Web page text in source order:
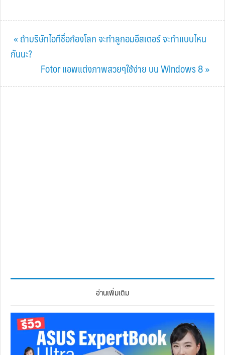
Previous
Post:
« ถ้าบริษัทไอทีชื่อก้องโลก จะทำลูกอมอีสเตอร์ จะทำแบบไหน
กันนะ?
Next
Post:
Fotor แอพแต่งภาพสวยๆใช้ง่าย บน Windows 8 »
อ่านเพิ่มเติม